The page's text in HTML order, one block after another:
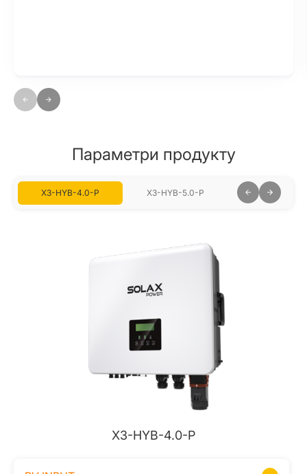
Параметри продукту
X3-HYB-4.0-P X3-HYB-5.0-P X3-HYB-6.0-
X3-HYB-4.0-P